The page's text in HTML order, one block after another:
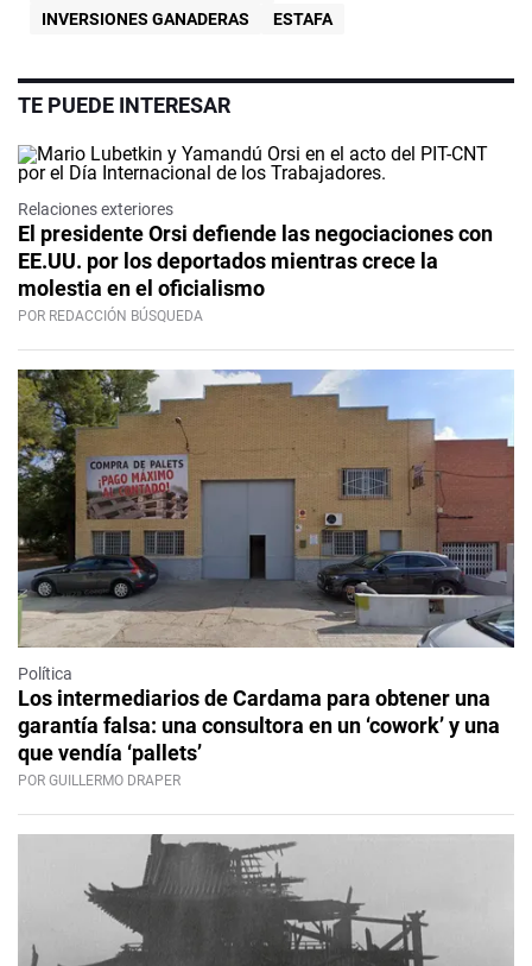
INVERSIONES GANADERAS
ESTAFA
TE PUEDE INTERESAR
Relaciones exteriores
El presidente Orsi defiende las negociaciones con
EE.UU. por los deportados mientras crece la
molestia en el oficialismo
POR REDACCIÓN BÚSQUEDA
Política
Los intermediarios de Cardama para obtener una
garantía falsa: una consultora en un ‘cowork’ y una
que vendía ‘pallets’
POR GUILLERMO DRAPER